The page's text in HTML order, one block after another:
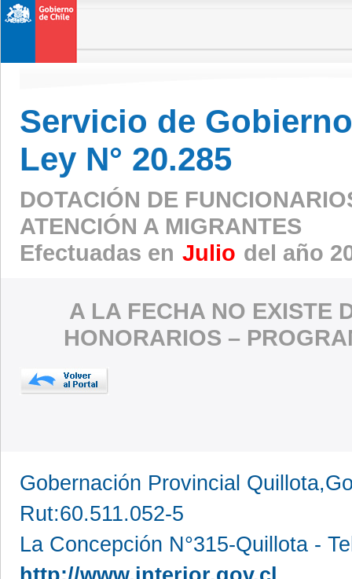
Servicio de
Ley N° 20.285
DOTACIÓN DE
ATENCIÓN A MIGRANTES
Efectuadas en Julio del año
A LA FECHA NO EXISTE
HONORARIOS –
Gobernación Provincial
Rut:60.511.052-5
La Concepción N°315-Quillota -